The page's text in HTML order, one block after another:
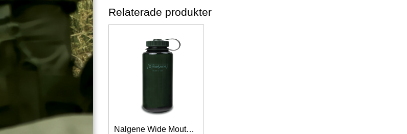
Relaterade produkter
Nalgene Wide Mouth Bottle Sustain 1 L Jade